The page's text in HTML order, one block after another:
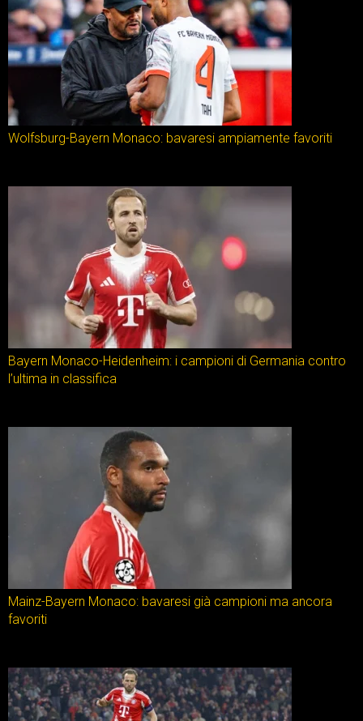
Wolfsburg-Bayern Monaco: bavaresi ampiamente favoriti
Bayern Monaco-Heidenheim: i campioni di Germania contro
l’ultima in classifica
Mainz-Bayern Monaco: bavaresi già campioni ma ancora
favoriti